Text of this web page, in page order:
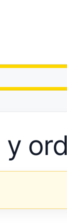
y